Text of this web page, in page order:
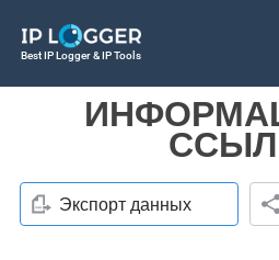
Best IP Logger & IP Tools
Экспорт данных